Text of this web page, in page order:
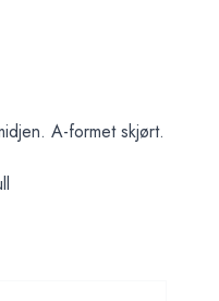
A-formet skjørt.